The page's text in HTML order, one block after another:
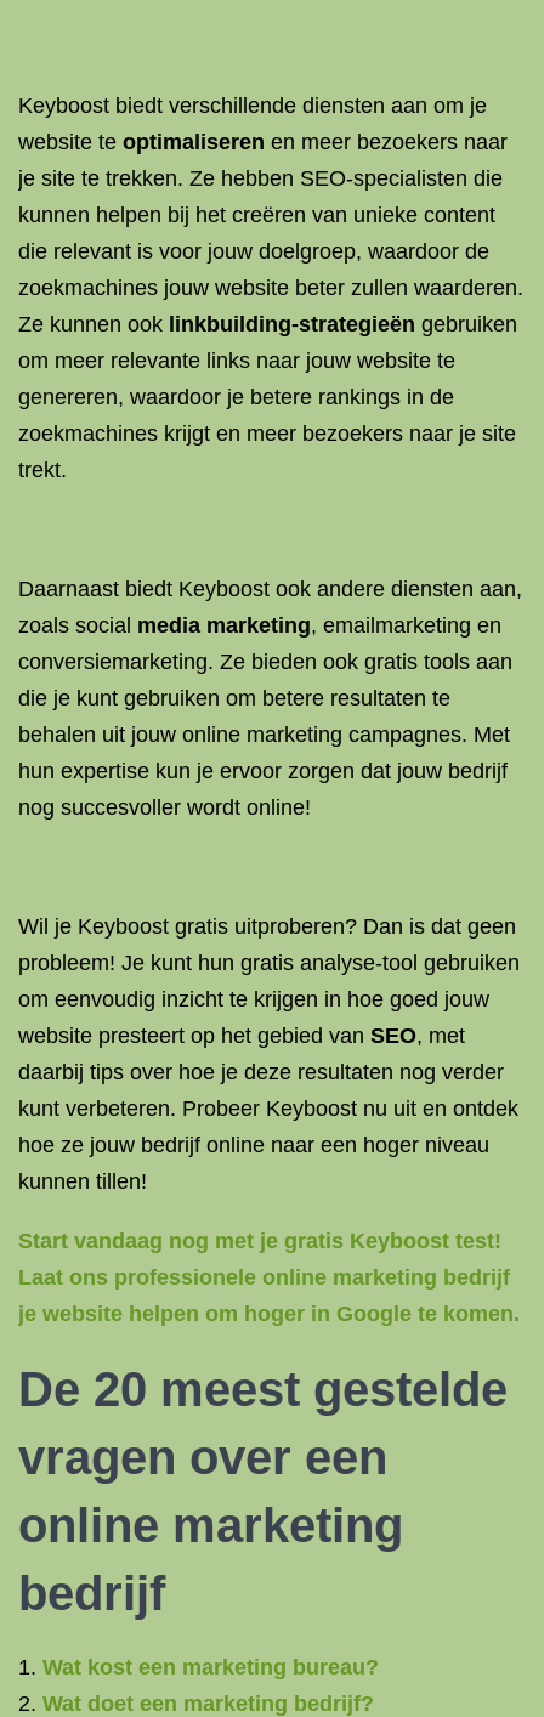
Keyboost biedt verschillende diensten aan om je
website te optimaliseren en meer bezoekers naar
je site te trekken. Ze hebben SEO-specialisten die
kunnen helpen bij het creëren van unieke content
die relevant is voor jouw doelgroep, waardoor de
zoekmachines jouw website beter zullen waarderen.
Ze kunnen ook linkbuilding-strategieën gebruiken
om meer relevante links naar jouw website te
genereren, waardoor je betere rankings in de
zoekmachines krijgt en meer bezoekers naar je site
trekt.
Daarnaast biedt Keyboost ook andere diensten aan,
zoals social media marketing, emailmarketing en
conversiemarketing. Ze bieden ook gratis tools aan
die je kunt gebruiken om betere resultaten te
behalen uit jouw online marketing campagnes. Met
hun expertise kun je ervoor zorgen dat jouw bedrijf
nog succesvoller wordt online!
Wil je Keyboost gratis uitproberen? Dan is dat geen
probleem! Je kunt hun gratis analyse-tool gebruiken
om eenvoudig inzicht te krijgen in hoe goed jouw
website presteert op het gebied van SEO, met
daarbij tips over hoe je deze resultaten nog verder
kunt verbeteren. Probeer Keyboost nu uit en ontdek
hoe ze jouw bedrijf online naar een hoger niveau
kunnen tillen!
Start vandaag nog met je gratis Keyboost test!
Laat ons professionele online marketing bedrijf
je website helpen om hoger in Google te komen.
De 20 meest gestelde
vragen over een
online marketing
bedrijf
Wat kost een marketing bureau?
Wat doet een marketing bedrijf?